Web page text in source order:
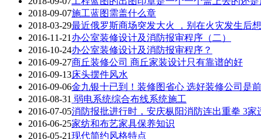
2018-09-07施工蓝图需盖什么章
2018-03-29最近俄罗斯商场突发大火 ，别在火灾发生后
2016-11-21 办公室装修设计及消防报审程序（二）
2016-10-24办公室装修设计及消防报审程序？
2016-09-27商丘装修公司 商丘家装设计只有靠谱的好
2016-09-13床头摆件风水
2016-09-06金九银十已到！装修图省心 选好装修公司是
2016-08-31 弱电系统综合布线系统施工
2016-07-05消防报批进行时，安庆枞阳消防连出重拳 3家
2016-06-25家纺和布艺家具保养知识
2016-05-21现代简约风格特点